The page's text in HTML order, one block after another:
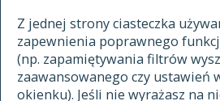
Z jednej strony ciasteczka
zapewnienia poprawnego
(np. zapamiętywania filtrów
zaawansowanego czy ustawień
okienku). Jeśli nie wyrażasz na
autorzy tekstów źródłowych
zasady opracowania
statystyki
XVII I XVIII
znajdź